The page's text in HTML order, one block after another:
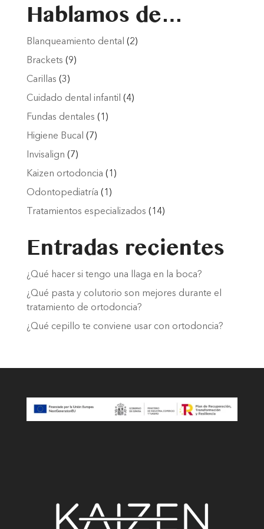
Hablamos de…
Blanqueamiento dental (2)
Brackets (9)
Carillas (3)
Cuidado dental infantil (4)
Fundas dentales (1)
Higiene Bucal (7)
Invisalign (7)
Kaizen ortodoncia (1)
Odontopediatría (1)
Tratamientos especializados (14)
Entradas recientes
¿Qué hacer si tengo una llaga en la boca?
¿Qué pasta y colutorio son mejores durante el
tratamiento de ortodoncia?
¿Qué cepillo te conviene usar con ortodoncia?